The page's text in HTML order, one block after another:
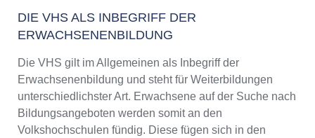
DIE VHS ALS INBEGRIFF DER
ERWACHSENENBILDUNG
Die VHS gilt im Allgemeinen als Inbegriff der
Erwachsenenbildung und steht für Weiterbildungen
unterschiedlichster Art. Erwachsene auf der Suche nach
Bildungsangeboten werden somit an den
Volkshochschulen fündig. Diese fügen sich in den